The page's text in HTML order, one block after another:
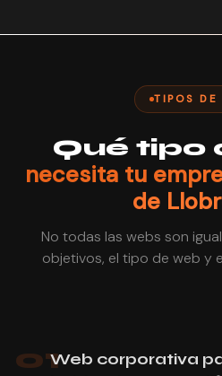
TIPOS DE
Qué tipo
necesita tu
de
No todas las webs son
objetivos, el tipo de web y
01Web corporativa